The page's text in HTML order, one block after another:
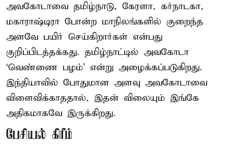
அவகோடாவை தமிழ்நாடு, கேரளா, கர்நாடகா,
மகாராஷ்டிரா போன்ற மாநிலங்களில் குறைந்த
அளவே பயிர் செய்கிறார்கள் என்பது
குறிப்பிடத்தக்கது. தமிழ்நாட்டில் அவகோடா
‘வெண்ணை பழம்’ என்று அழைக்கப்படுகிறது.
இந்தியாவில் போதுமான அளவு அவகோடாவை
விளைவிக்காததால், இதன் விலையும் இங்கே
அதிகமாகவே இருக்கிறது.
பேசியல் கிரீம்